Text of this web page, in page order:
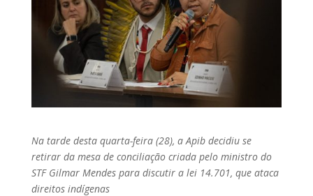
Na tarde desta quarta-feira (28), a Apib decidiu se
retirar da mesa de conciliação criada pelo ministro do
STF Gilmar Mendes para discutir a lei 14.701, que ataca
direitos indígenas